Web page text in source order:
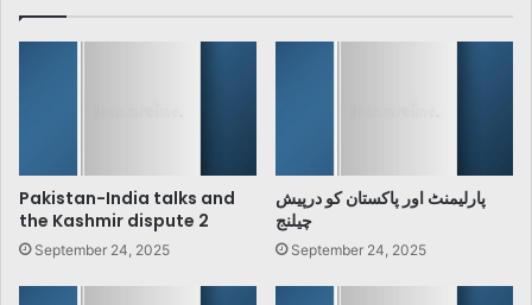
Pakistan-India talks and
the Kashmir dispute 2
September 24, 2025
پارلیمنٹ اور پاکستان کو درپیش
چیلنج
September 24, 2025